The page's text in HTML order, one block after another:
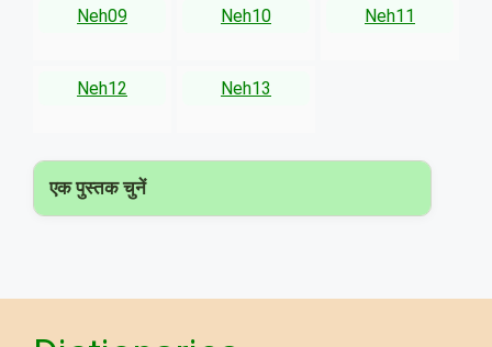
Neh09 Neh10 Neh11
Neh12 Neh13
एक पुस्तक चुनें